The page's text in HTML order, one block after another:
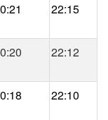
22:15
22:12
22:10